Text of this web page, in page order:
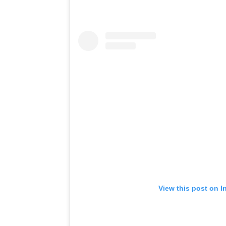
View this post on